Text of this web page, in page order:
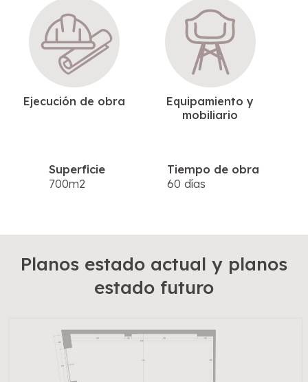
Ejecución de obra
Equipamiento y
mobiliario
Superficie
700m2
Tiempo de obra
60 días
Planos estado actual y planos
estado futuro